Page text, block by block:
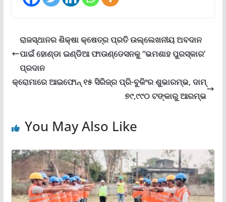
ରାଜସ୍ଥାନର ଶିକ୍ଷା କ୍ଷେତ୍ର ପ୍ରତି ଉଲ୍ଲେଖନୀୟ ଅବଦାନ
ପାଇଁ ହୋଣ୍ଡା ଇଣ୍ଡିଆ ଫାଉଣ୍ଡେସନକୁ “ଭମଶାହ ପୁରସ୍କାର’
ପ୍ରଦାନ
କ୍ରୋମାରେ ଆଇଫୋନ୍ ୧୫ ସିରିଜ୍‌ର ପ୍ରି-ବୁକିଂର ଶୁଭାରମ୍ଭ, ଦାମ୍
୭୯,୯୯୦ ଟଙ୍କାରୁ ଆରମ୍ଭ
You May Also Like